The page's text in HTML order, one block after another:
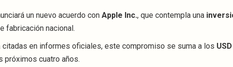
un nuevo acuerdo con Apple Inc., que contempla una
fabricación nacional.
citadas en informes oficiales, este compromiso se suma a los
próximos cuatro años.